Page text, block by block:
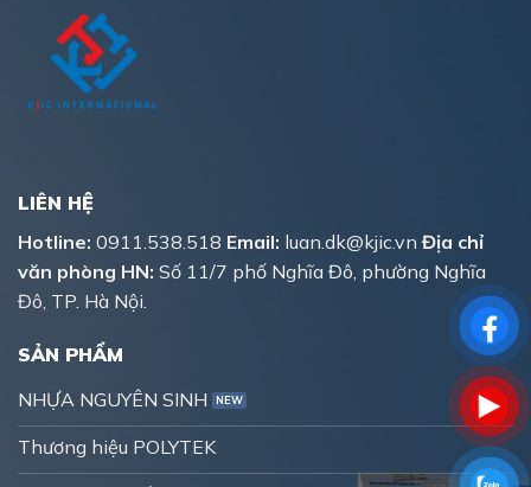
LIÊN HỆ
Hotline: 0911.538.518 Email: luan.dk@kjic.vn Địa chỉ
văn phòng HN: Số 11/7 phố Nghĩa Đô, phường Nghĩa
Đô, TP. Hà Nội.
SẢN PHẨM
NHỰA NGUYÊN SINH
Thương hiệu POLYTEK